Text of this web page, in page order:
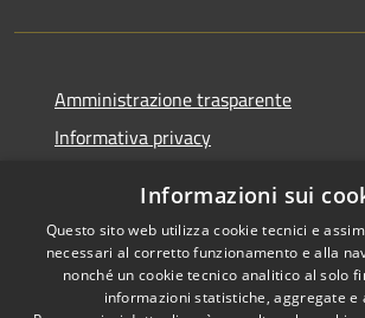
Amministrazione trasparente
Informativa privacy
Dichiarazione di accessibilità
Informazioni sui
Questo sito web utilizza cookie tecnici e
necessari al corretto funzionamento e alla
nonché un cookie tecnico analitico al solo
informazioni statistiche, aggregate e